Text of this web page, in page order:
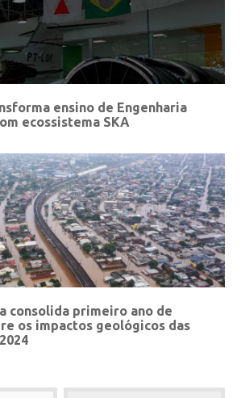
ensino de Engenharia
ecossistema SKA
consolida primeiro ano de
os impactos geológicos das